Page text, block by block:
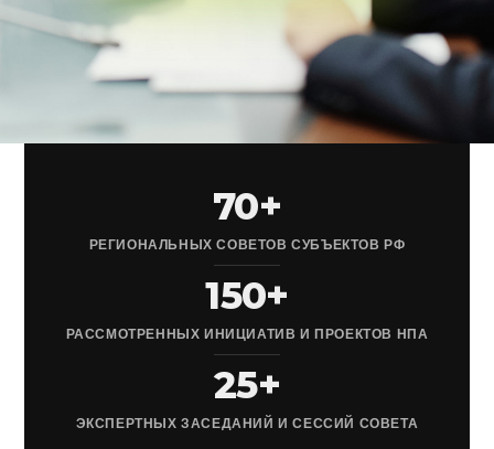
70+
РЕГИОНАЛЬНЫХ СОВЕТОВ СУБЪЕКТОВ РФ
150+
РАССМОТРЕННЫХ ИНИЦИАТИВ И ПРОЕКТОВ НПА
25+
ЭКСПЕРТНЫХ ЗАСЕДАНИЙ И СЕССИЙ СОВЕТА